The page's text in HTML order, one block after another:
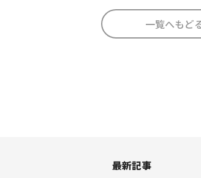
一覧へもど
最新記事